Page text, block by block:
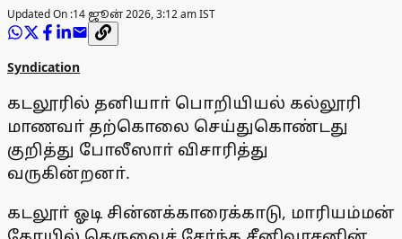
Updated On :14 ஜூன் 2026, 3:12 am IST
Syndication
கடலூரில் தனியாா் பொறியியல் கல்லூரி
மாணவா் தற்கொலை செய்துகொண்டது
குறித்து போலீஸாா் விசாரித்து
வருகின்றனா்.
கடலூா் ஓடி சின்னக்காரைக்காடு, மாரியம்மன்